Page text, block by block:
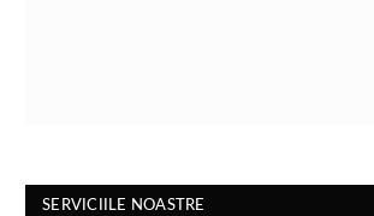
SERVICIILE NOASTRE